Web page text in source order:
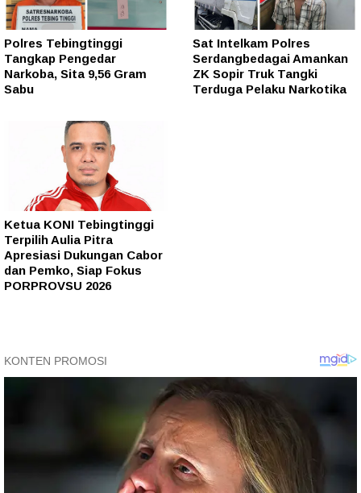
Polres Tebingtinggi
Tangkap Pengedar
Narkoba, Sita 9,56 Gram
Sabu
Sat Intelkam Polres
Serdangbedagai Amankan
ZK Sopir Truk Tangki
Terduga Pelaku Narkotika
Ketua KONI Tebingtinggi
Terpilih Aulia Pitra
Apresiasi Dukungan Cabor
dan Pemko, Siap Fokus
PORPROVSU 2026